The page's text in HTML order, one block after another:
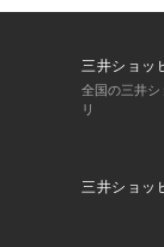
三井ショッ
全国の三井
リ
三井ショッ